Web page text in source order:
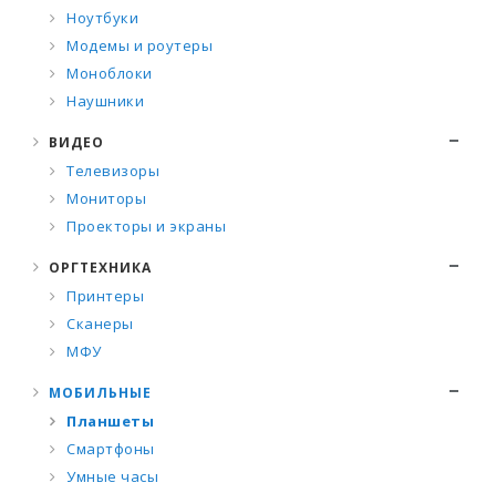
Ноутбуки
Модемы и роутеры
Моноблоки
Наушники
ВИДЕО
Телевизоры
Мониторы
Проекторы и экраны
ОРГТЕХНИКА
Принтеры
Сканеры
МФУ
МОБИЛЬНЫЕ
Планшеты
Смартфоны
Умные часы